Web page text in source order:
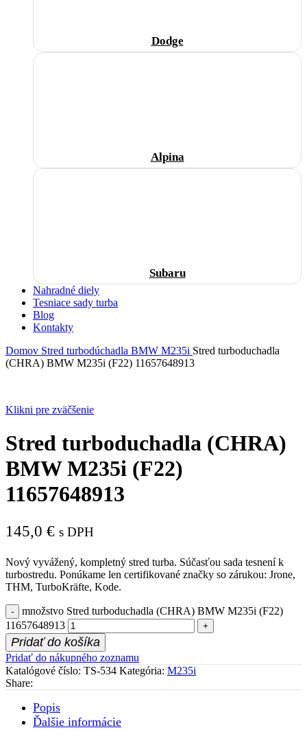
Dodge
Alpina
Subaru
Nahradné diely
Tesniace sady turba
Blog
Kontakty
Domov Stred turbodúchadla BMW M235i Stred turboduchadla
(CHRA) BMW M235i (F22) 11657648913
Klikni pre zväčšenie
Stred turboduchadla (CHRA)
BMW M235i (F22)
11657648913
145,0 € s DPH
Nový vyvážený, kompletný stred turba. Súčasťou sada tesnení k
turbostredu. Ponúkame len certifikované značky so zárukou: Jrone,
THM, TurboKräfte, Kode.
množstvo Stred turboduchadla (CHRA) BMW M235i (F22)
11657648913
Pridať do košíka
Pridať do nákupného zoznamu
Katalógové číslo: TS-534 Kategória: M235i
Share:
Popis
Ďalšie informácie